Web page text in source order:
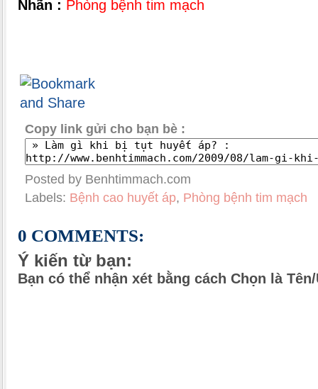
Nhãn : Phòng bệnh tim mạch
Copy link gửi cho bạn bè :
Posted by Benhtimmach.com
Labels: Bệnh cao huyết áp, Phòng bệnh tim mạch
0 COMMENTS:
Ý kiến từ bạn:
Bạn có thể nhận xét bằng cách Chọn là